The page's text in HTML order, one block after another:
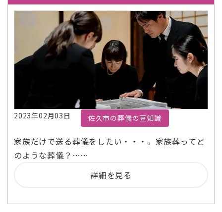
2023年02月03日 佐久市の葬儀の豆知識
家族だけで送る葬儀をしたい・・・。家族葬ってど
のような葬儀？……
詳細を見る